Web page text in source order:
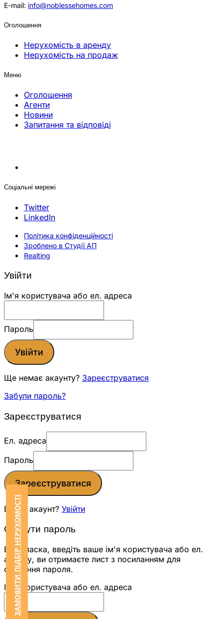
E-mail: info@noblessehomes.com
Оголошення
Нерухомість в аренду
Нерухомість на продаж
Меню
Оголошення
Агенти
Новини
Запитання та відповіді
Соціальні мережі
Twitter
LinkedIn
Політика конфіденційності
Зроблено в Студії АП
Realting
ЗАМОВИТИ ПІДБІР НЕРУХОМОСТІ
Увійти
Ім'я користувача або ел. адреса
Пароль
Увійти
Ще немає акаунту? Зареєструватися
Забули пароль?
Зареєструватися
Ел. адреса
Пароль
Зареєструватися
Вже є акаунт? Увійти
Скинути пароль
Будь ласка, введіть ваше ім'я користувача або ел.
адресу, ви отримаєте лист з посиланням для
скидання пароля.
Ім'я користувача або ел. адреса